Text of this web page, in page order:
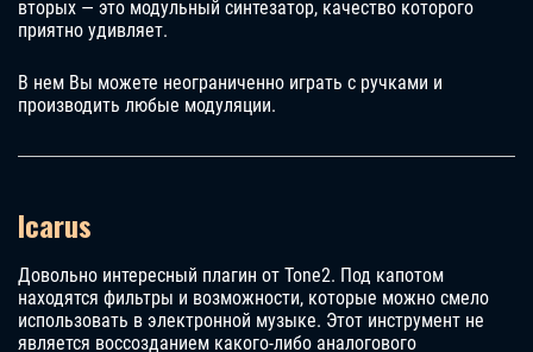
вторых — это модульный синтезатор, качество которого
приятно удивляет.
В нем Вы можете неограниченно играть с ручками и
производить любые модуляции.
Icarus
Довольно интересный плагин от Tone2. Под капотом
находятся фильтры и возможности, которые можно смело
использовать в электронной музыке. Этот инструмент не
является воссозданием какого-либо аналогового